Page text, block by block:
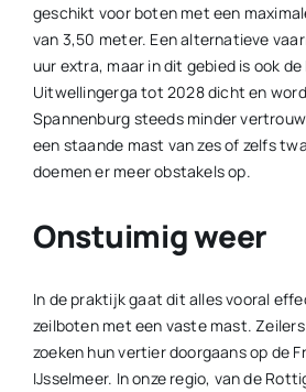
geschikt voor boten met een
van 3,50 meter. Een alternatieve
uur extra, maar in dit gebied is ook de
Uitwellingerga tot 2028 dicht en
Spannenburg steeds minder
een staande mast van zes of zelfs
doemen er meer obstakels op.
Onstuimig weer
In de praktijk gaat dit alles vooral
zeilboten met een vaste mast.
zoeken hun vertier doorgaans op de
IJsselmeer. In onze regio, van de